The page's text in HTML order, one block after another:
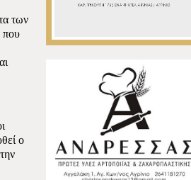
των
που
ο